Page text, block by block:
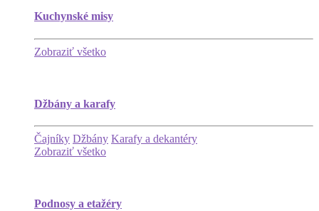
Kuchynské misy
Zobraziť všetko
Džbány a karafy
Čajníky Džbány Karafy a dekantéry
Zobraziť všetko
Podnosy a etažéry